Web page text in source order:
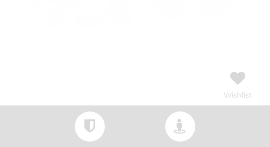
Wishlist